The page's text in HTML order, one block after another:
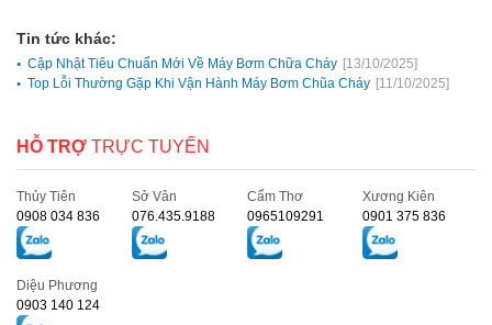
Tin tức khác:
Cập Nhật Tiêu Chuẩn Mới Về Máy Bơm Chữa Cháy [13/10/2025]
Top Lỗi Thường Gặp Khi Vận Hành Máy Bơm Chũa Cháy [11/10/2025]
HỖ TRỢ TRỰC TUYẾN
Thủy Tiên
0908 034 836
Sở Vân
076.435.9188
Cẩm Thơ
0965109291
Xương Kiên
0901 375 836
Diệu Phương
0903 140 124